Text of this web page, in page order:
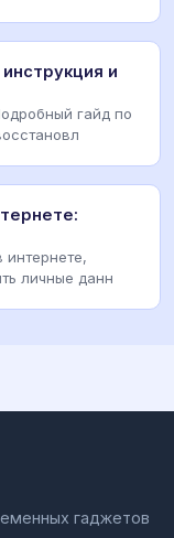
и
гайд по
интернете,
личные данн
гаджетов